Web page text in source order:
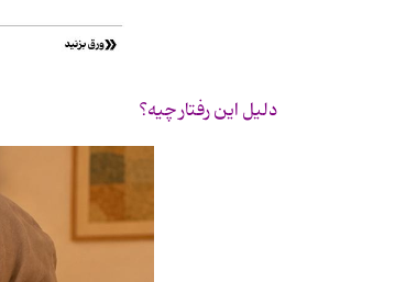
دلیل این رفتار چیه؟